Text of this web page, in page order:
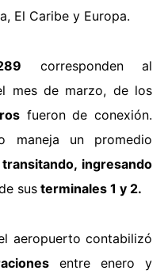
El Caribe y Europa.
corresponden al
mes de marzo, de los
fueron de conexión.
maneja un promedio
ingresando
sus terminales 1 y 2.
aeropuerto contabilizó
entre enero y